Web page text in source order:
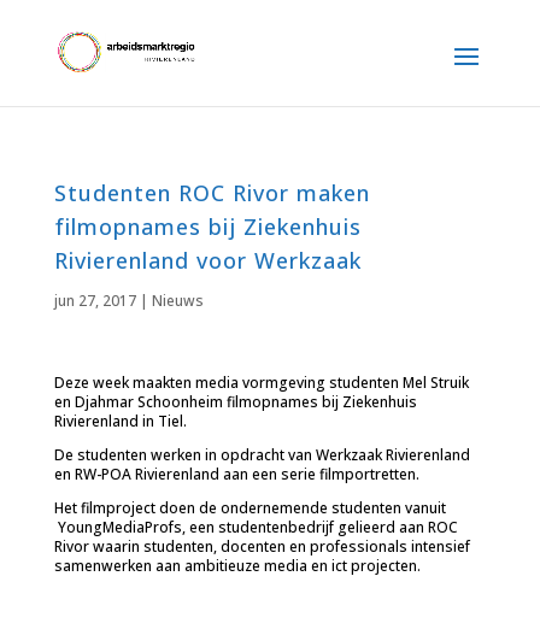
Studenten ROC Rivor maken
filmopnames bij Ziekenhuis
Rivierenland voor Werkzaak
jun 27, 2017| Nieuws
Deze week maakten media vormgeving studenten Mel Struik
en Djahmar Schoonheim filmopnames bij Ziekenhuis
Rivierenland in Tiel.
De studenten werken in opdracht van Werkzaak Rivierenland
en RW-POA Rivierenland aan een serie filmportretten.
Het filmproject doen de ondernemende studenten vanuit
YoungMediaProfs, een studentenbedrijf gelieerd aan ROC
Rivor waarin studenten, docenten en professionals intensief
samenwerken aan ambitieuze media en ict projecten.